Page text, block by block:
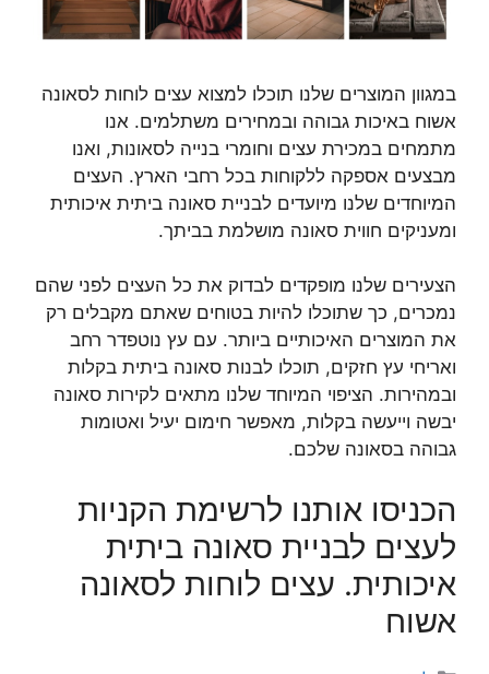
במגוון המוצרים שלנו תוכלו למצוא עצים לוחות לסאונה
אשוח באיכות גבוהה ובמחירים משתלמים. אנו
מתמחים במכירת עצים וחומרי בנייה לסאונות, ואנו
מבצעים אספקה ללקוחות בכל רחבי הארץ. העצים
המיוחדים שלנו מיועדים לבניית סאונה ביתית איכותית
ומעניקים חווית סאונה מושלמת בביתך.
הצעירים שלנו מופקדים לבדוק את כל העצים לפני שהם
נמכרים, כך שתוכלו להיות בטוחים שאתם מקבלים רק
את המוצרים האיכותיים ביותר. עם עץ נוטפדר רחב
ואריחי עץ חזקים, תוכלו לבנות סאונה ביתית בקלות
ובמהירות. הציפוי המיוחד שלנו מתאים לקירות סאונה
יבשה וייעשה בקלות, מאפשר חימום יעיל ואטומות
גבוהה בסאונה שלכם.
הכניסו אותנו לרשימת הקניות
לעצים לבניית סאונה ביתית
איכותית. עצים לוחות לסאונה
אשוח